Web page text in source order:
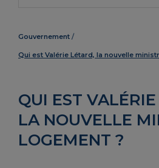
Gouvernement
Qui est Valérie Létard, la nouvelle
QUI EST
LA NOUVELLE
LOGEMENT ?